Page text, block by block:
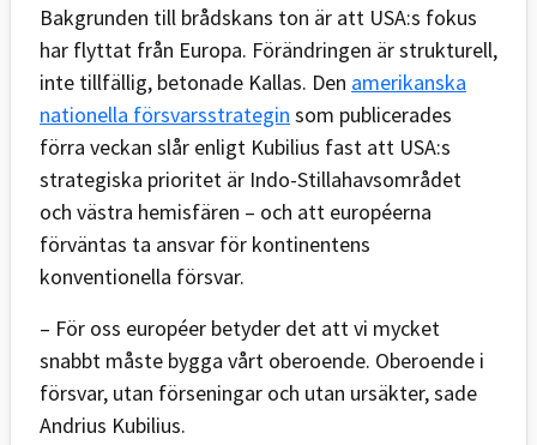
Bakgrunden till brådskans ton är att USA:s fokus
har flyttat från Europa. Förändringen är strukturell,
inte tillfällig, betonade Kallas. Den amerikanska
nationella försvarsstrategin som publicerades
förra veckan slår enligt Kubilius fast att USA:s
strategiska prioritet är Indo-Stillahavsområdet
och västra hemisfären – och att européerna
förväntas ta ansvar för kontinentens
konventionella försvar.
– För oss européer betyder det att vi mycket
snabbt måste bygga vårt oberoende. Oberoende i
försvar, utan förseningar och utan ursäkter, sade
Andrius Kubilius.